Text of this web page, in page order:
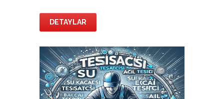
DETAYLAR